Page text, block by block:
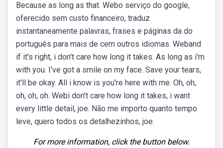
Because as long as that. Webo serviço do google,
oferecido sem custo financeiro, traduz
instantaneamente palavras, frases e páginas da do
português para mais de cem outros idiomas. Weband
if it's right, i don't care how long it takes. As long as i'm
with you. I've got a smile on my face. Save your tears,
it'll be okay. All i know is you're here with me. Oh, oh,
oh, oh, oh. Webi don't care how long it takes, i want
every little detail, joe. Não me importo quanto tempo
leve, quero todos os detalhezinhos, joe.
For more information, click the button below.